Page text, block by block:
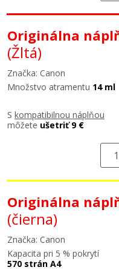
Originálna
(Žltá)
Značka: Canon
Množstvo atramentu 14 ml
S kompatibilnou náplňou
môžete ušetriť 9 €
Originálna
(čierna)
Značka: Canon
Kapacita pri 5 % pokrytí
570 strán A4